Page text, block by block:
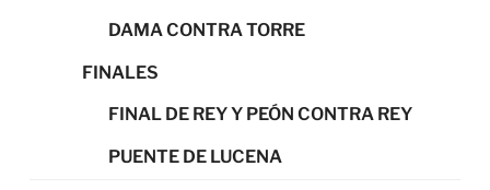
DAMA CONTRA TORRE
FINALES
FINAL DE REY Y PEÓN CONTRA REY
PUENTE DE LUCENA